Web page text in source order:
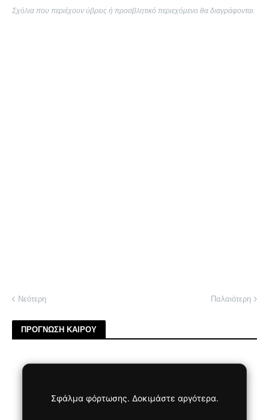
Σχόλια που περιέχουν ύβρεις ή προσβλητικό περιεχόμενο θα διαγράφονται.
Νεότερη Παλαιότερη
ΠΡΟΓΝΩΣΗ ΚΑΙΡΟΥ
Σφάλμα φόρτωσης. Δοκιμάστε αργότερα.